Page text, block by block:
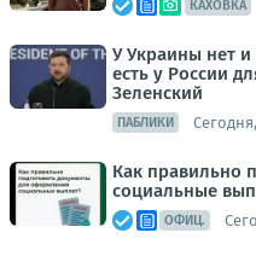
КАХОВКА
У Украины нет и
есть у России
Зеленский
ПАБЛИКИ
Как правильно
социальные
ОФИЦ.